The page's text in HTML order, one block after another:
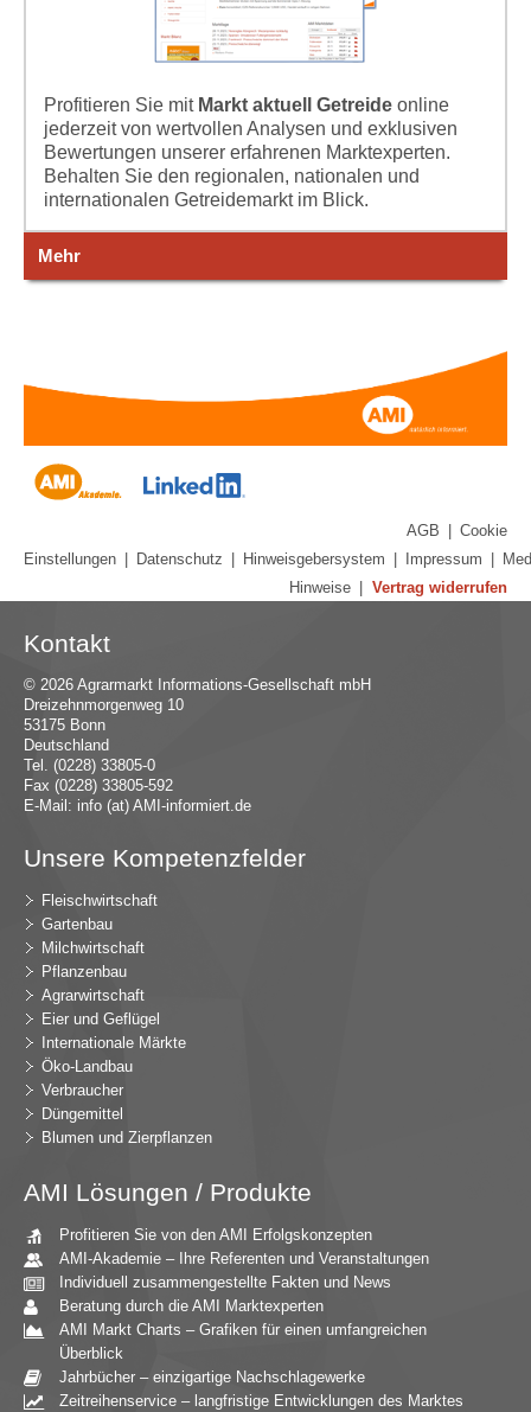
Profitieren Sie mit Markt aktuell Getreide online
jederzeit von wertvollen Analysen und exklusiven
Bewertungen unserer erfahrenen Marktexperten.
Behalten Sie den regionalen, nationalen und
internationalen Getreidemarkt im Blick.
Mehr
AGB
Cookie
Einstellungen
Datenschutz Hinweisgebersystem Impressum
Hinweise
Vertrag widerrufen
Kontakt
© 2026 Agrarmarkt Informations-Gesellschaft mbH
Dreizehnmorgenweg 10
53175 Bonn
Deutschland
Tel. (0228) 33805-0
Fax (0228) 33805-592
E-Mail: info (at) AMI-informiert.de
Unsere Kompetenzfelder
Fleischwirtschaft
Gartenbau
Milchwirtschaft
Pflanzenbau
Agrarwirtschaft
Eier und Geflügel
Internationale Märkte
Öko-Landbau
Verbraucher
Düngemittel
Blumen und Zierpflanzen
AMI Lösungen / Produkte
Profitieren Sie von den AMI Erfolgskonzepten
AMI-Akademie – Ihre Referenten und Veranstaltungen
Individuell zusammengestellte Fakten und News
Beratung durch die AMI Marktexperten
AMI Markt Charts – Grafiken für einen umfangreichen
Überblick
Jahrbücher – einzigartige Nachschlagewerke
Zeitreihenservice – langfristige Entwicklungen des Marktes